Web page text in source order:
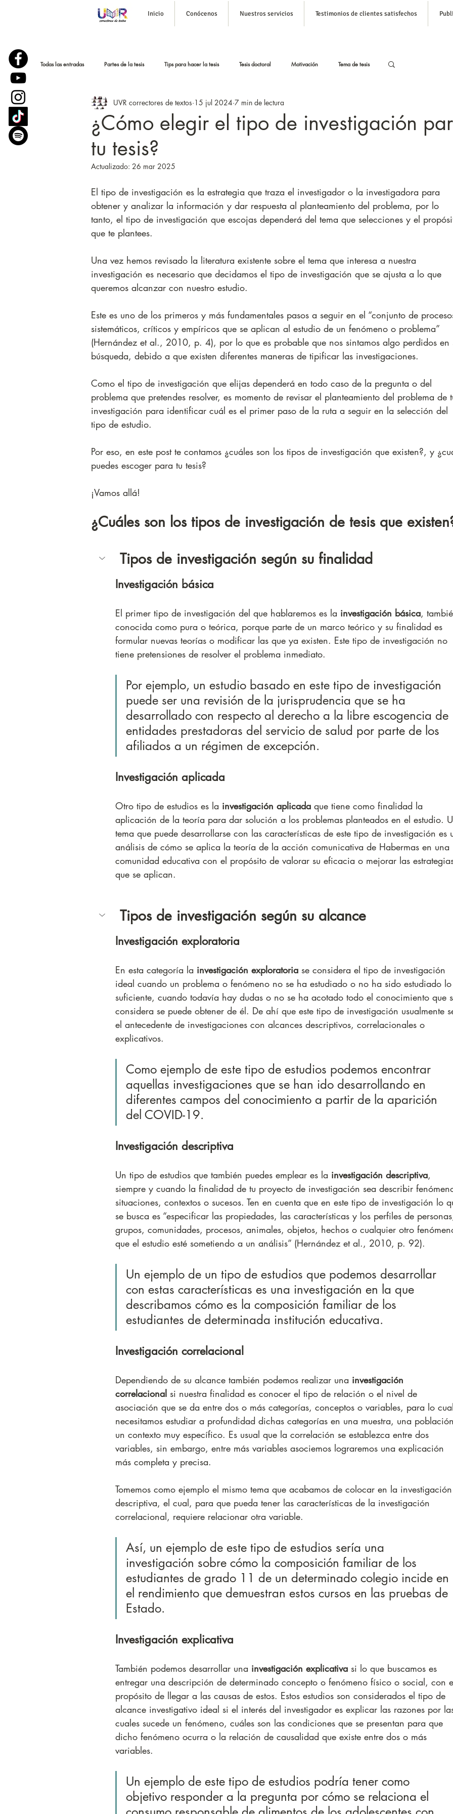
Inicio Conócenos Nuestros servicios Testimonios de clientes satisfechos
Todas las entradas Partes de la tesis Tips para hacer la tesis Tesis doctoral Motivación Tema de tesis
Corrección de estilo Historias reales Podcast para tesistas Tesis con Inteligencia Artificial
Parafraseo y bajar el plagio Sustentación o defensa de tesis
¿Cómo elegir el tipo de investigación
tu tesis?
UVR correctores de textos 15 jul 2024 7 min de lectura
Actualizado: 26 mar 2025
El tipo de investigación es la estrategia que traza el investigador o la investigadora para
obtener y analizar la información y dar respuesta al planteamiento del problema, por lo
tanto, el tipo de investigación que escojas dependerá del tema que selecciones y el
que te plantees.
Una vez hemos revisado la literatura existente sobre el tema que interesa a nuestra
investigación es necesario que decidamos el tipo de investigación que se ajusta a lo que
queremos alcanzar con nuestro estudio.
Este es uno de los primeros y más fundamentales pasos a seguir en el “conjunto de
sistemáticos, críticos y empíricos que se aplican al estudio de un fenómeno o problema”
(Hernández et al., 2010, p. 4), por lo que es probable que nos sintamos algo perdidos
búsqueda, debido a que existen diferentes maneras de tipificar las investigaciones.
Como el tipo de investigación que elijas dependerá en todo caso de la pregunta o del
problema que pretendes resolver, es momento de revisar el planteamiento del problema de
investigación para identificar cuál es el primer paso de la ruta a seguir en la selección del
tipo de estudio.
Por eso, en este post te contamos ¿cuáles son los tipos de investigación que existen?, y
puedes escoger para tu tesis?
¡Vamos allá!
¿Cuáles son los tipos de investigación de tesis que
Tipos de investigación según su finalidad
Investigación básica
El primer tipo de investigación del que hablaremos es la investigación básica,
conocida como pura o teórica, porque parte de un marco teórico y su finalidad es
formular nuevas teorías o modificar las que ya existen. Este tipo de investigación no
tiene pretensiones de resolver el problema inmediato.
Por ejemplo, un estudio basado en este tipo de investigación
puede ser una revisión de la jurisprudencia que se ha
desarrollado con respecto al derecho a la libre escogencia de
entidades prestadoras del servicio de salud por parte de los
afiliados a un régimen de excepción.
Investigación aplicada
Otro tipo de estudios es la investigación aplicada que tiene como finalidad la
aplicación de la teoría para dar solución a los problemas planteados en el estudio.
tema que puede desarrollarse con las características de este tipo de investigación es
análisis de cómo se aplica la teoría de la acción comunicativa de Habermas en una
comunidad educativa con el propósito de valorar su eficacia o mejorar las
que se aplican.
Tipos de investigación según su alcance
Investigación exploratoria
En esta categoría la investigación exploratoria se considera el tipo de investigación
ideal cuando un problema o fenómeno no se ha estudiado o no ha sido estudiado
suficiente, cuando todavía hay dudas o no se ha acotado todo el conocimiento que
considera se puede obtener de él. De ahí que este tipo de investigación usualmente
el antecedente de investigaciones con alcances descriptivos, correlacionales o
explicativos.
Como ejemplo de este tipo de estudios podemos encontrar
aquellas investigaciones que se han ido desarrollando en
diferentes campos del conocimiento a partir de la aparición
del COVID-19.
Investigación descriptiva
Un tipo de estudios que también puedes emplear es la investigación descriptiva,
siempre y cuando la finalidad de tu proyecto de investigación sea describir
situaciones, contextos o sucesos. Ten en cuenta que en este tipo de investigación lo
se busca es “especificar las propiedades, las características y los perfiles de
grupos, comunidades, procesos, animales, objetos, hechos o cualquier otro
que el estudio esté sometiendo a un análisis” (Hernández et al., 2010, p. 92).
Un ejemplo de un tipo de estudios que podemos desarrollar
con estas características es una investigación en la que
describamos cómo es la composición familiar de los
estudiantes de determinada institución educativa.
Investigación correlacional
Dependiendo de su alcance también podemos realizar una investigación
correlacional si nuestra finalidad es conocer el tipo de relación o el nivel de
asociación que se da entre dos o más categorías, conceptos o variables, para lo
necesitamos estudiar a profundidad dichas categorías en una muestra, una
un contexto muy específico. Es usual que la correlación se establezca entre dos
variables, sin embargo, entre más variables asociemos lograremos una explicación
más completa y precisa.
Tomemos como ejemplo el mismo tema que acabamos de colocar en la
descriptiva, el cual, para que pueda tener las características de la investigación
correlacional, requiere relacionar otra variable.
Así, un ejemplo de este tipo de estudios sería una
investigación sobre cómo la composición familiar de los
estudiantes de grado 11 de un determinado colegio incide en
el rendimiento que demuestran estos cursos en las pruebas de
Estado.
Investigación explicativa
También podemos desarrollar una investigación explicativa si lo que buscamos es
entregar una descripción de determinado concepto o fenómeno físico o social, con
propósito de llegar a las causas de estos. Estos estudios son considerados el tipo de
alcance investigativo ideal si el interés del investigador es explicar las razones por
cuales sucede un fenómeno, cuáles son las condiciones que se presentan para que
dicho fenómeno ocurra o la relación de causalidad que existe entre dos o más
variables.
Un ejemplo de este tipo de estudios podría tener como
objetivo responder a la pregunta por cómo se relaciona el